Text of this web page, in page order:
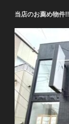
当店のお薦め物件!!